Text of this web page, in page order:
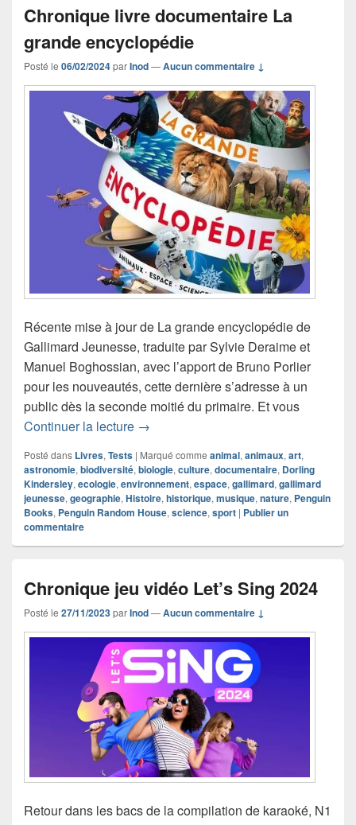
Chronique livre documentaire La
grande encyclopédie
Posté le 06/02/2024parInod—Aucun commentaire ↓
Récente mise à jour de La grande encyclopédie de
Gallimard Jeunesse, traduite par Sylvie Deraime et
Manuel Boghossian, avec l’apport de Bruno Porlier
pour les nouveautés, cette dernière s’adresse à un
public dès la seconde moitié du primaire. Et vous
Continuer la lecture Chronique livre documentaire La
→
Posté dans Livres,Tests | Marqué comme animal,animaux,art,
astronomie,biodiversité,biologie,culture,documentaire, Dorling
Kindersley,ecologie,environnement,espace,gallimard,gallimard
jeunesse,geographie,Histoire,historique,musique,nature, Penguin
Books, Penguin Random House,science,sport | Publier un
commentaire
Chronique jeu vidéo Let’s Sing 2024
Posté le 27/11/2023parInod—Aucun commentaire ↓
Retour dans les bacs de la compilation de karaoké, N1